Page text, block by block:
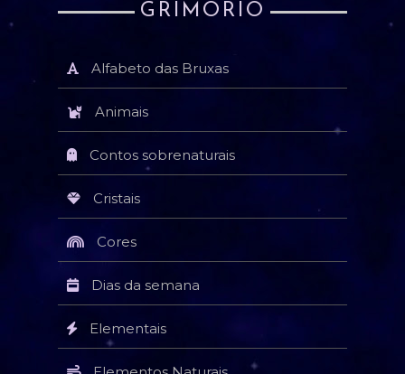
GRIMÓRIO
Alfabeto das Bruxas
Animais
Contos sobrenaturais
Cristais
Cores
Dias da semana
Elementais